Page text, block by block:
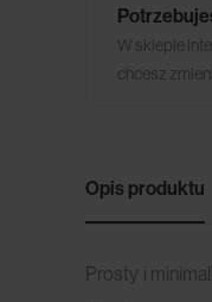
W sklepie
chcesz
Opis produktu
Prosty i